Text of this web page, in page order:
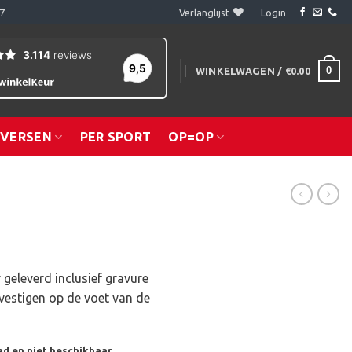
Verlanglijst Login
WINKELWAGEN / €0.00 0
PER SPORT OP=OP
inclusief gravure
op de voet van de